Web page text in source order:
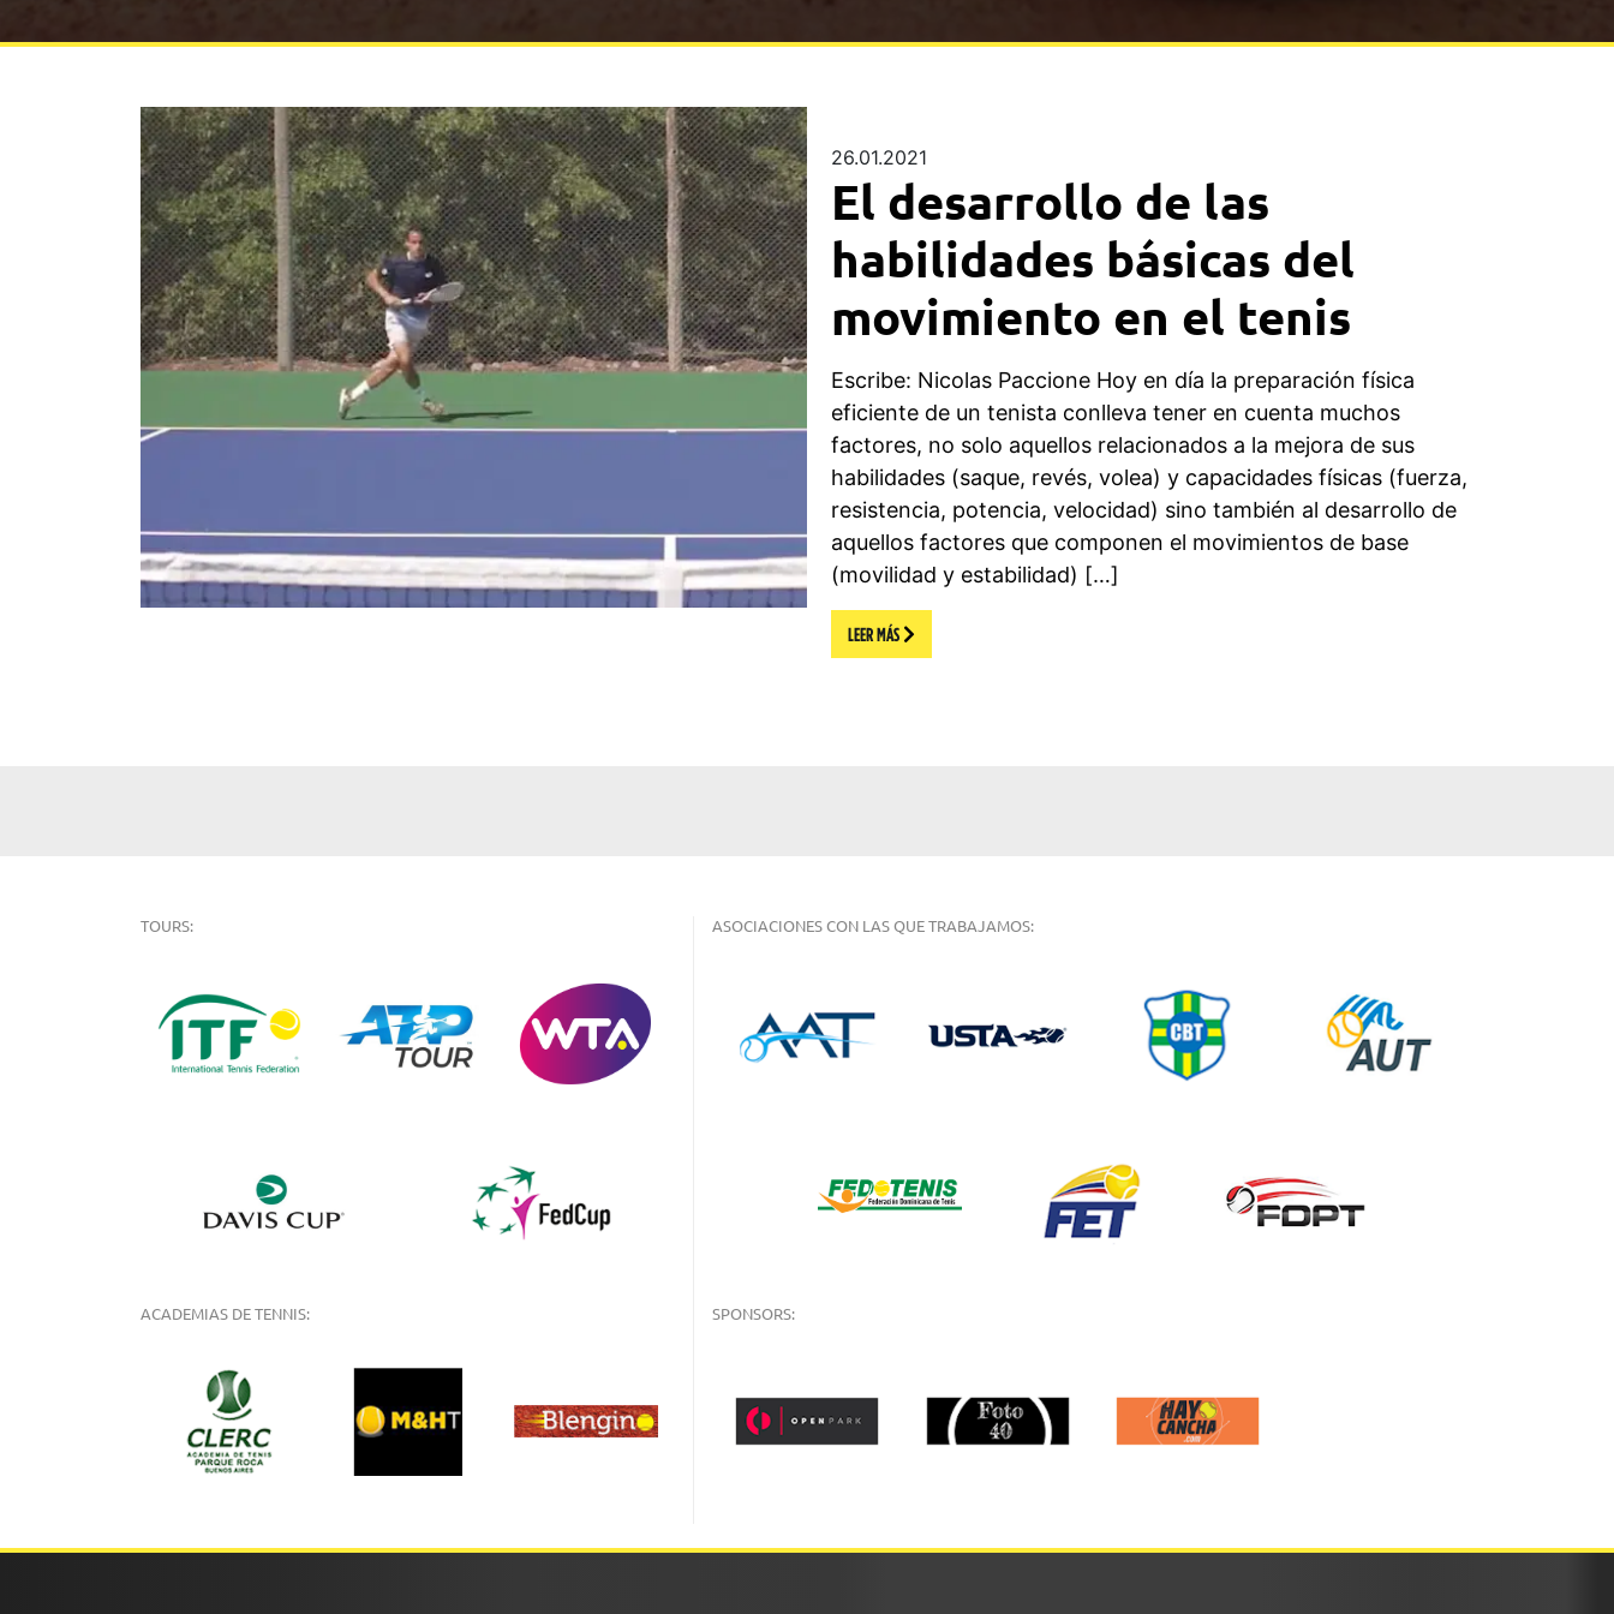
26.01.2021
El desarrollo de las
habilidades básicas del
movimiento en el tenis
Escribe: Nicolas Paccione Hoy en día la preparación física
eficiente de un tenista conlleva tener en cuenta muchos
factores, no solo aquellos relacionados a la mejora de sus
habilidades (saque, revés, volea) y capacidades físicas (fuerza,
resistencia, potencia, velocidad) sino también al desarrollo de
aquellos factores que componen el movimientos de base
(movilidad y estabilidad) […]
LEER MÁS
TOURS:
ACADEMIAS DE TENNIS:
ASOCIACIONES CON LAS QUE TRABAJAMOS:
SPONSORS: